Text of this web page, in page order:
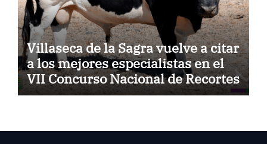
Villaseca de la Sagra vuelve a citar
a los mejores especialistas en el
VII Concurso Nacional de Recortes